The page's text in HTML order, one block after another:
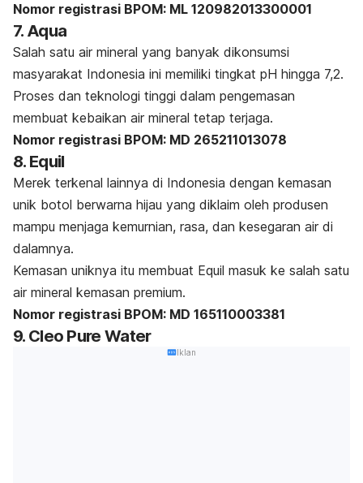
Nomor registrasi BPOM: ML 120982013300001
7. Aqua
Salah satu air mineral yang banyak dikonsumsi
masyarakat Indonesia ini memiliki tingkat pH hingga 7,2.
Proses dan teknologi tinggi dalam pengemasan
membuat kebaikan air mineral tetap terjaga.
Nomor registrasi BPOM: MD 265211013078
8. Equil
Merek terkenal lainnya di Indonesia dengan kemasan
unik botol berwarna hijau yang diklaim oleh produsen
mampu menjaga kemurnian, rasa, dan kesegaran air di
dalamnya.
Kemasan uniknya itu membuat Equil masuk ke salah satu
air mineral kemasan premium.
Nomor registrasi BPOM: MD 165110003381
9. Cleo Pure Water
Iklan